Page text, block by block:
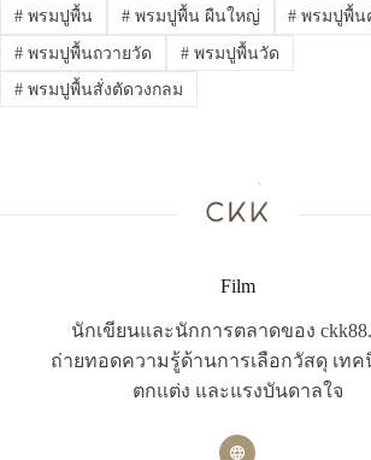
#พรมปูพื้น #พรมปูพื้น ผืนใหญ่ # พรมปูพื้
#พรมปูพื้นถวายวัด #พรมปูพื้นวัด
#พรมปูพื้นสั่งตัดวงกลม
Film
นักเขียนและนักการตลาดของ
ถ่ายทอดความรู้ด้านการเลือกวัสดุ เท
ตกแต่ง และแรงบันดาลใจ